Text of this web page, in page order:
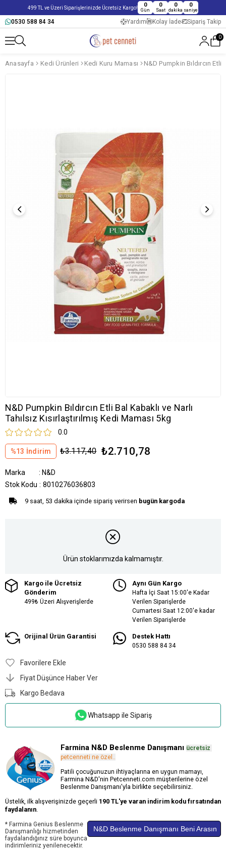
499 TL ve Üzeri Siparişlerinizde Ücretsiz Kargo! 0
Gün
0
Saat
0
dakika
0
saniye
0530 588 84 34 Yardım Kolay İade Sipariş Takip
0
Anasayfa Kedi Ürünleri Kedi Kuru Maması
N&D Pumpkin Bıldırcın Etli Bal Kabaklı ve Narlı
Tahılsız Kısırlaştırılmış Kedi Maması 5kg
0.0
%13 İndirim ₺3.117,40 ₺2.710,78
Marka : N&D
Stok Kodu
8010276036803
9 saat, 53 dakika içinde sipariş verirsen bugün kargoda
Ürün stoklarımızda kalmamıştır.
Kargo ile Ücretsiz
Gönderim
499₺ Üzeri Alışverişlerde
Aynı Gün Kargo
Hafta İçi Saat 15:00'e Kadar
Verilen Siparişlerde
Cumartesi Saat 12:00'e kadar
Verilen Siparişlerde
Orijinal Ürün Garantisi Destek Hattı
0530 588 84 34
Favorilere Ekle
Fiyat Düşünce Haber Ver
Kargo Bedava
Whatsapp ile Sipariş
Farmina N&D Beslenme Danışmanı ücretsiz
petcenneti ne özel..
Patili çocuğunuzun ihtiyaçlarına en uygun mamayı,
Farmina N&D'nin Petcenneti.com müşterilerine özel
Beslenme Danışmanı'yla birlikte seçebilirsiniz.
Üstelik, ilk alışverişinizde geçerli 190 TL'ye varan indirim kodu fırsatından
faydalanın.
N&D Beslenme Danışmanı Beni Arasın
* Farmina Genius Beslenme
Danışmanlığı hizmetinden
faydalandığınız süre boyunca
indirimleriniz yenilenecektir.